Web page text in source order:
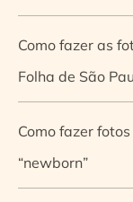
Como fazer as
Folha de São
Como fazer
“newborn”